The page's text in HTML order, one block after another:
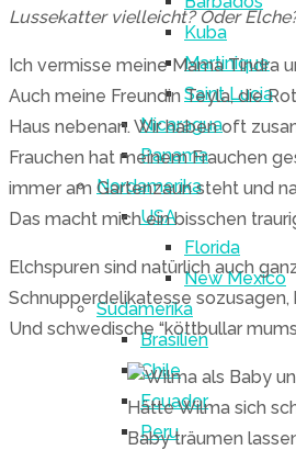
Kuba
Martinique
Saint Lucia
Nicaragua
Panama
Nordamerika
USA
Florida
New Mexico
Südamerika
Brasilien
Chile
Ecuador
Peru
Lussekatter vielleicht? Oder
Ich vermisse meine Mama Tindra
Auch meine Freundin Teyla, die
Haus nebenan. Wir haben oft
Frauchen hat meinem Frauchen
immer am Gartenzaun steht und
Das macht mich ein bisschen
Elchspuren sind natürlich auch
Schnupperdelikatesse sozusagen,
Und schwedische “köttbullar
Hätte Wilma sich
Baby träumen